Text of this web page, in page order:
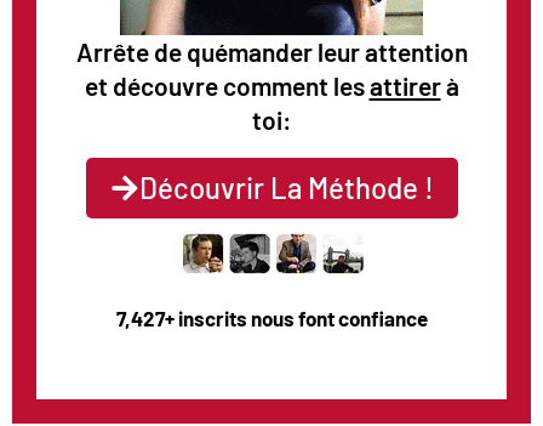
Arrête de quémander leur attention
et découvre comment lesattirerà
toi:
Découvrir La Méthode !
7,427+ inscrits nous font confiance